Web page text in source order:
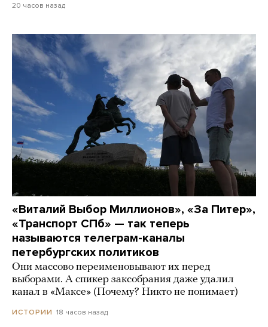
20 часов назад
«Виталий Выбор Миллионов», «За Питер»,
«Транспорт СПб» — так теперь
называются телеграм-каналы
петербургских политиков
Они массово переименовывают их перед
выборами. А спикер заксобрания даже удалил
канал в «Максе» (Почему? Никто не понимает)
ИСТОРИИ 18 часов назад